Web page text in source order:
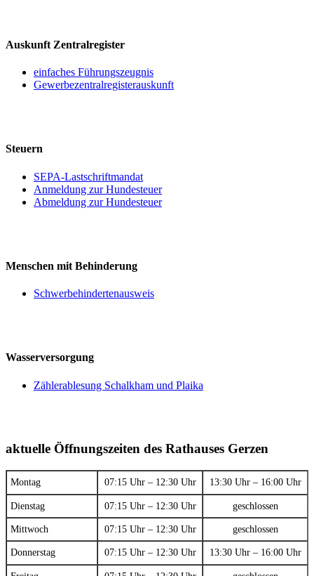
Auskunft Zentralregister
einfaches Führungszeugnis
Gewerbezentralregisterauskunft
Steuern
SEPA-Lastschriftmandat
Anmeldung zur Hundesteuer
Abmeldung zur Hundesteuer
Menschen mit Behinderung
Schwerbehindertenausweis
Wasserversorgung
Zählerablesung Schalkham und Plaika
aktuelle Öffnungszeiten des Rathauses Gerzen
Montag 07:15 Uhr – 12:30 Uhr 13:30 Uhr – 16:00 Uhr
Dienstag 07:15 Uhr – 12:30 Uhr geschlossen
Mittwoch 07:15 Uhr – 12:30 Uhr geschlossen
Donnerstag 07:15 Uhr – 12:30 Uhr 13:30 Uhr – 16:00 Uhr